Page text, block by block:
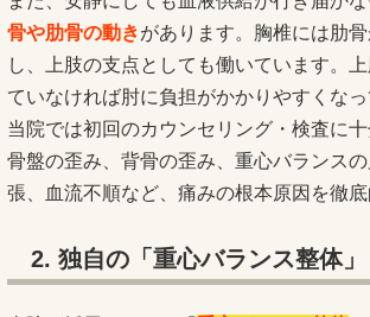
骨や肋骨の動きがあります。胸椎には肋
し、上肢の支点としても働いています。
ていなければ肘に負担がかかりやすくなっ
当院では初回のカウンセリング・検査に十
骨盤の歪み、背骨の歪み、重心バランス
張、血流不順など、痛みの根本原因を徹底
2. 独自の「重心バランス整体」